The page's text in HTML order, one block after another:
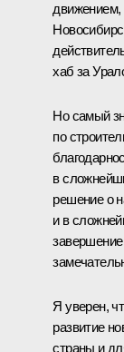
движением,
хаб за
Но самый
по
в
решение о
и в
завершение
Я уверен,
развитие
страны и